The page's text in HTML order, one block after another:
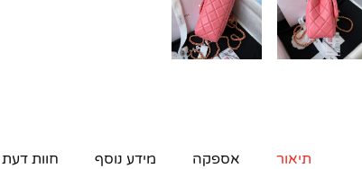
תיאור אספקה מידע נוסף חוות דעת